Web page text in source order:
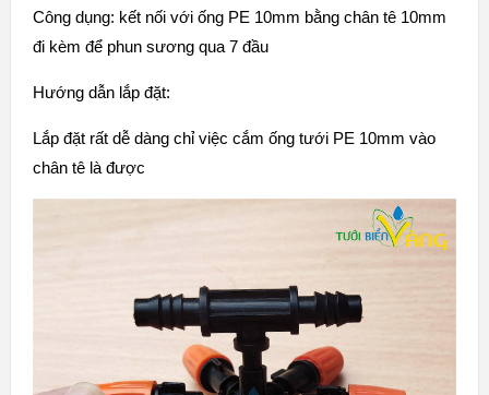
Công dụng: kết nối với ống PE 10mm bằng chân tê 10mm
đi kèm để phun sương qua 7 đầu
Hướng dẫn lắp đặt:
Lắp đặt rất dễ dàng chỉ việc cắm ống tưới PE 10mm vào
chân tê là được